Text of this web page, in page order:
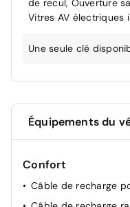
de recul, Ouverture
Vitres AV électriques
Une seule clé
Équipements du
Confort
Câble de recharge